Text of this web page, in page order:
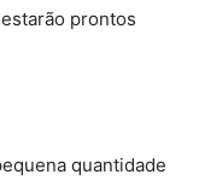
prontos
quantidade